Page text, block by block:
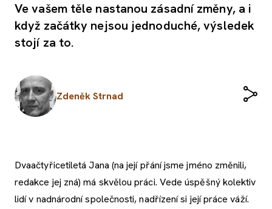
Ve vašem těle nastanou zásadní změny, a i
když začátky nejsou jednoduché, výsledek
stojí za to.
Zdeněk Strnad
Dvaačtyřicetiletá Jana (na její přání jsme jméno změnili,
redakce jej zná) má skvělou práci. Vede úspěšný kolektiv
lidí v nadnárodní společnosti, nadřízení si její práce váží.